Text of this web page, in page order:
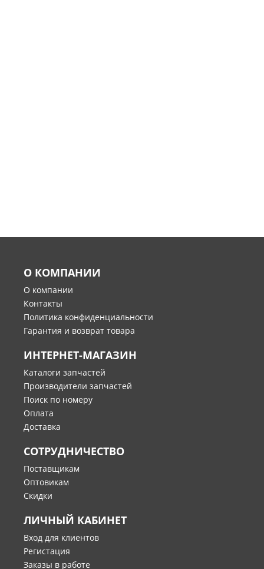
О КОМПАНИИ
О компании
Контакты
Политика конфиденциальности
Гарантия и возврат товара
ИНТЕРНЕТ-МАГАЗИН
Каталоги запчастей
Производители запчастей
Поиск по номеру
Оплата
Доставка
СОТРУДНИЧЕСТВО
Поставщикам
Оптовикам
Скидки
ЛИЧНЫЙ КАБИНЕТ
Вход для клиентов
Регистация
Заказы в работе